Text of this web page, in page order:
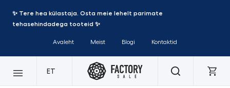
✨ Tere hea külastaja. Osta meie lehelt parimate
tehasehindadega tooteid ✨
Avaleht Meist Blogi Kontaktid
ET